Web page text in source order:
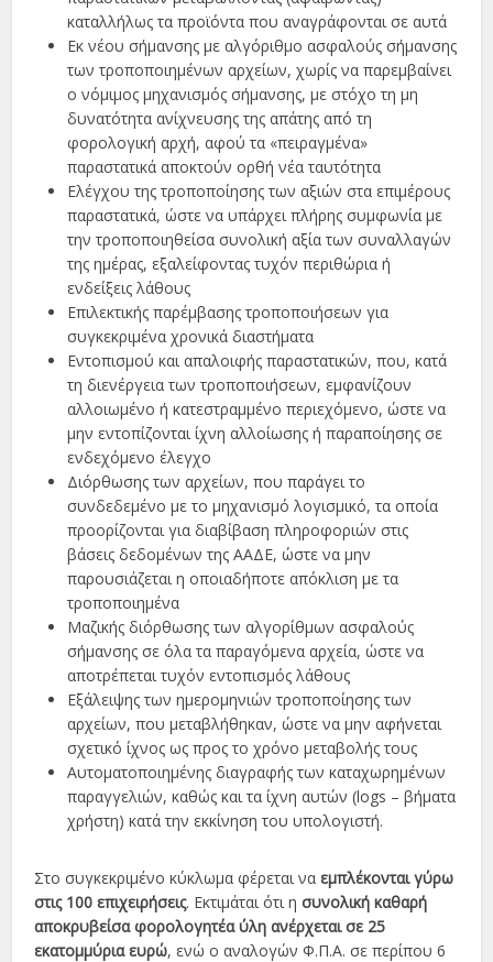
καταλλήλως τα προϊόντα που αναγράφονται σε αυτά
Εκ νέου σήμανσης με αλγόριθμο ασφαλούς σήμανσης
των τροποποιημένων αρχείων, χωρίς να παρεμβαίνει
ο νόμιμος μηχανισμός σήμανσης, με στόχο τη μη
δυνατότητα ανίχνευσης της απάτης από τη
φορολογική αρχή, αφού τα «πειραγμένα»
παραστατικά αποκτούν ορθή νέα ταυτότητα
Ελέγχου της τροποποίησης των αξιών στα επιμέρους
παραστατικά, ώστε να υπάρχει πλήρης συμφωνία με
την τροποποιηθείσα συνολική αξία των συναλλαγών
της ημέρας, εξαλείφοντας τυχόν περιθώρια ή
ενδείξεις λάθους
Επιλεκτικής παρέμβασης τροποποιήσεων για
συγκεκριμένα χρονικά διαστήματα
Εντοπισμού και απαλοιφής παραστατικών, που, κατά
τη διενέργεια των τροποποιήσεων, εμφανίζουν
αλλοιωμένο ή κατεστραμμένο περιεχόμενο, ώστε να
μην εντοπίζονται ίχνη αλλοίωσης ή παραποίησης σε
ενδεχόμενο έλεγχο
Διόρθωσης των αρχείων, που παράγει το
συνδεδεμένο με το μηχανισμό λογισμικό, τα οποία
προορίζονται για διαβίβαση πληροφοριών στις
βάσεις δεδομένων της ΑΑΔΕ, ώστε να μην
παρουσιάζεται η οποιαδήποτε απόκλιση με τα
τροποποιημένα
Μαζικής διόρθωσης των αλγορίθμων ασφαλούς
σήμανσης σε όλα τα παραγόμενα αρχεία, ώστε να
αποτρέπεται τυχόν εντοπισμός λάθους
Εξάλειψης των ημερομηνιών τροποποίησης των
αρχείων, που μεταβλήθηκαν, ώστε να μην αφήνεται
σχετικό ίχνος ως προς το χρόνο μεταβολής τους
Αυτοματοποιημένης διαγραφής των καταχωρημένων
παραγγελιών, καθώς και τα ίχνη αυτών (logs – βήματα
χρήστη) κατά την εκκίνηση του υπολογιστή.
Στο συγκεκριμένο κύκλωμα φέρεται ναεμπλέκονται γύρω
στις 100 επιχειρήσεις. Εκτιμάται ότι ησυνολική καθαρή
αποκρυβείσα φορολογητέα ύλη ανέρχεται σε 25
εκατομμύρια ευρώ, ενώ ο αναλογών Φ.Π.Α. σε περίπου 6